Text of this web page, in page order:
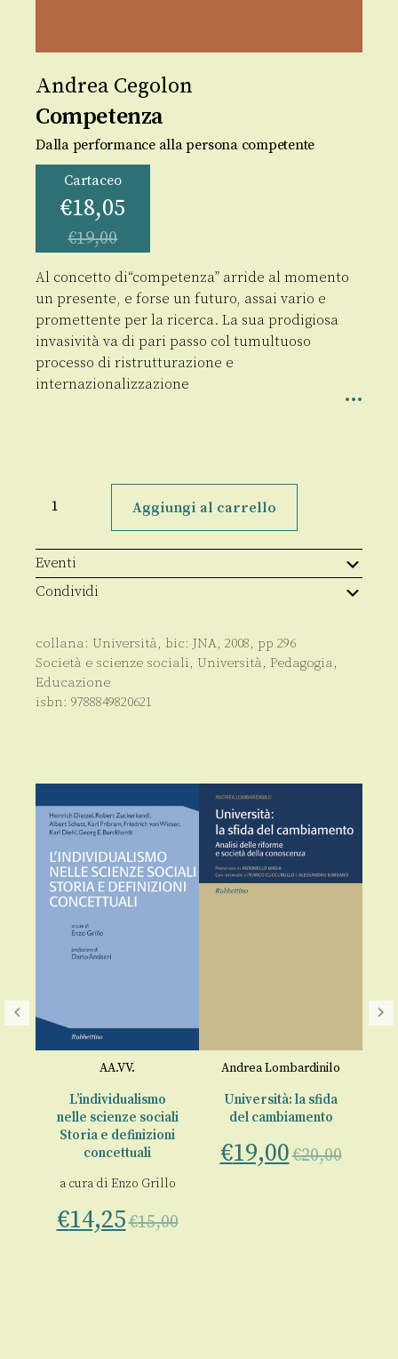
Andrea Cegolon
Competenza
Dalla performance alla persona competente
Cartaceo
€18,05
€19,00
Al concetto di“competenza” arride al momento
un presente, e forse un futuro, assai vario e
promettente per la ricerca. La sua prodigiosa
invasività va di pari passo col tumultuoso
processo di ristrutturazione e
internazionalizzazione
Competenza
quantità
Aggiungi al carrello
Eventi
Condividi
collana: Università, bic: JNA, 2008, pp 296
Società e scienze sociali, Università, Pedagogia,
Educazione
isbn: 9788849820621
AA.VV.
L’individualismo
nelle scienze sociali
Storia e definizioni
concettuali
a cura di Enzo Grillo
€14,25€15,00
Andrea Lombardinilo
Università: la sfida
del cambiamento
€19,00€20,00